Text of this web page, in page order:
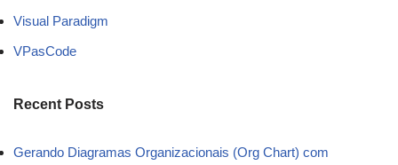
Visual Paradigm
VPasCode
Recent Posts
Gerando Diagramas Organizacionais (Org Chart) com